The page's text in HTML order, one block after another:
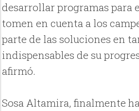
desarrollar programas para
tomen en cuenta a los
parte de las soluciones en
indispensables de su
afirmó.
Sosa Altamira, finalmente